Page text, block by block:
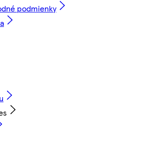
podmienky